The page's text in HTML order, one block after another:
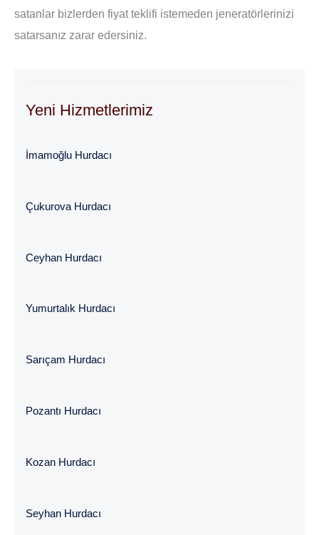
satanlar bizlerden fiyat teklifi istemeden jeneratörlerinizi
satarsanız zarar edersiniz.
Yeni Hizmetlerimiz
İmamoğlu Hurdacı
Çukurova Hurdacı
Ceyhan Hurdacı
Yumurtalık Hurdacı
Sarıçam Hurdacı
Pozantı Hurdacı
Kozan Hurdacı
Seyhan Hurdacı